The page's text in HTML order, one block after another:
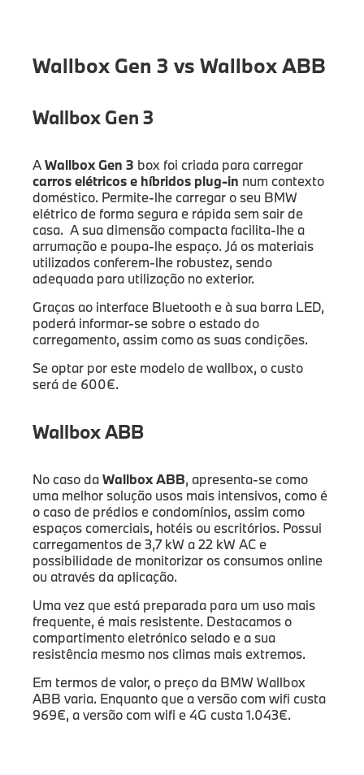
Wallbox Gen 3 vs Wallbox ABB
Wallbox Gen 3
AWallbox Gen 3 box foi criada para carregar
carros elétricos e híbridos plug-in num contexto
doméstico. Permite-lhe carregar o seu BMW
elétrico de forma segura e rápida sem sair de
casa. A sua dimensão compacta facilita-lhe a
arrumação e poupa-lhe espaço. Já os materiais
utilizados conferem-lhe robustez, sendo
adequada para utilização no exterior.
Graças ao interface Bluetooth e à sua barra LED,
poderá informar-se sobre o estado do
carregamento, assim como as suas condições.
Se optar por este modelo de wallbox, o custo
será de 600€.
Wallbox ABB
No caso daWallbox ABB, apresenta-se como
uma melhor solução usos mais intensivos, como é
o caso de prédios e condomínios, assim como
espaços comerciais, hotéis ou escritórios. Possui
carregamentos de 3,7 kW a 22 kW AC e
possibilidade de monitorizar os consumos online
ou através da aplicação.
Uma vez que está preparada para um uso mais
frequente, é mais resistente. Destacamos o
compartimento eletrónico selado e a sua
resistência mesmo nos climas mais extremos.
Em termos de valor, o preço da BMW Wallbox
ABB varia. Enquanto que a versão com wifi custa
969€, a versão com wifi e 4G custa 1.043€.